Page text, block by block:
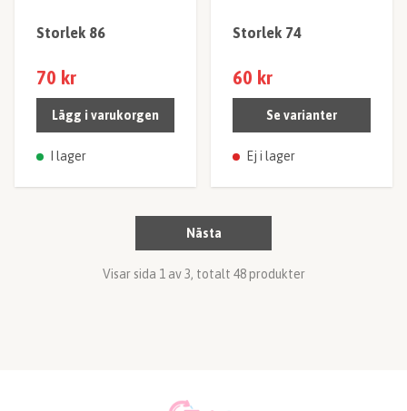
Storlek 86
70 kr
Lägg i varukorgen
I lager
Storlek 74
60 kr
Se varianter
Ej i lager
Nästa
Visar sida 1 av 3, totalt 48 produkter